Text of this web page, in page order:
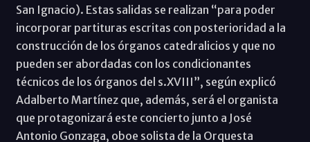
San Ignacio). Estas salidas se realizan “para poder
incorporar partituras escritas con posterioridad a la
construcción de los órganos catedralicios y que no
pueden ser abordadas con los condicionantes
técnicos de los órganos del s.XVIII”, según explicó
Adalberto Martínez que, además, será el organista
que protagonizará este concierto junto a José
Antonio Gonzaga, oboe solista de la Orquesta